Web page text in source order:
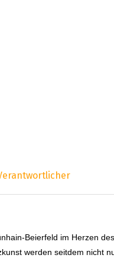
Beierfeld im Herzen
werden seitdem nicht